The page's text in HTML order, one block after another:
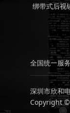
绑带式后视
全国统一服
深圳市欣和
Copyright ©